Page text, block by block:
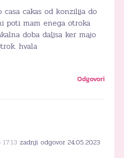
cakas od konzilija do
poti mam enega otroka
doba daljsa ker majo
hvala
Odgovori
zadnji odgovor 24.05.2023